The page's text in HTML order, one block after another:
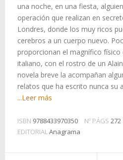
una noche, en una fiesta,
operación que realizan en
Londres, donde los muy ricos
cerebros a un cuerpo nuevo.
proporcionan el magnífico
italiano, con el rostro de un
novela breve la acompañan
relatos que ha escrito nunca su
...Leer más
ISBN 9788433970350 Nº PÁGS 272
EDITORIALAnagrama